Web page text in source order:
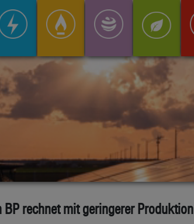
BP rechnet mit geringerer Produktion